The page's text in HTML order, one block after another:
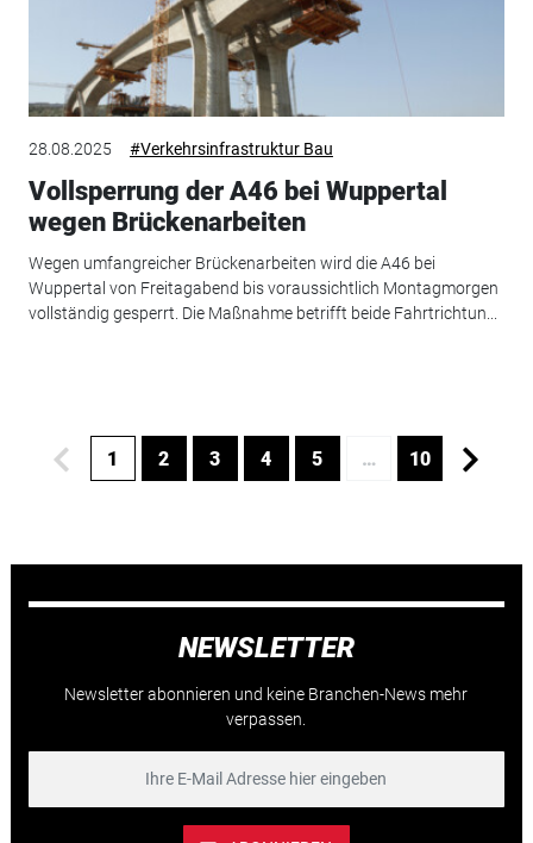
28.08.2025 #Verkehrsinfrastruktur Bau
Vollsperrung der A46 bei Wuppertal
wegen Brückenarbeiten
Wegen umfangreicher Brückenarbeiten wird die A46 bei
Wuppertal von Freitagabend bis voraussichtlich Montagmorgen
vollständig gesperrt. Die Maßnahme betrifft beide Fahrtrichtun...
1 2 3 4 5 … 10
NEWSLETTER
Newsletter abonnieren und keine Branchen-News mehr
verpassen.